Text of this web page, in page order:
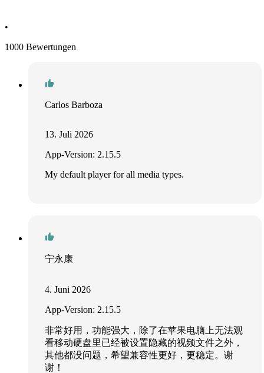
•
1000 Bewertungen
Carlos Barboza
13. Juli 2026
App-Version: 2.15.5
My default player for all media types.
宁永康
4. Juni 2026
App-Version: 2.15.5
非常好用，功能强大，除了在苹果电脑上无法观
看移动硬盘里已经被设置隐藏的视频文件之外，
其他都没问题，希望兼容性更好，更稳定。谢
谢！